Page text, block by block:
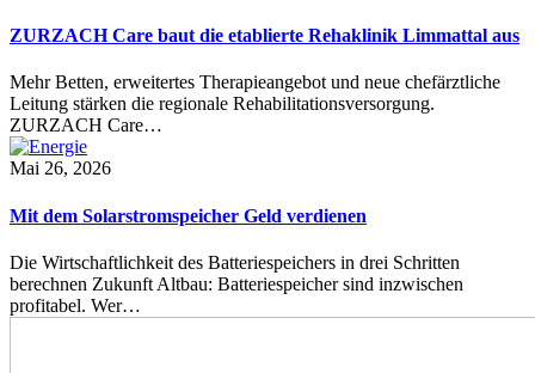
ZURZACH Care baut die etablierte Rehaklinik Limmattal aus
Mehr Betten, erweitertes Therapieangebot und neue chefärztliche
Leitung stärken die regionale Rehabilitationsversorgung.
ZURZACH Care…
Mai 26, 2026
Mit dem Solarstromspeicher Geld verdienen
Die Wirtschaftlichkeit des Batteriespeichers in drei Schritten
berechnen Zukunft Altbau: Batteriespeicher sind inzwischen
profitabel. Wer…